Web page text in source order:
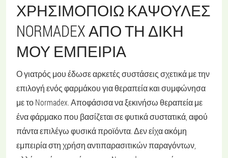
ΧΡΗΣΙΜΟΠΟΙΏ ΚΆΨΟΥΛΕΣ
NORMADEX ΑΠΌ ΤΗ ΔΙΚΉ
ΜΟΥ ΕΜΠΕΙΡΊΑ
Ο γιατρός μου έδωσε αρκετές συστάσεις σχετικά με την
επιλογή ενός φαρμάκου για θεραπεία και συμφώνησα
με το Normadex. Αποφάσισα να ξεκινήσω θεραπεία με
ένα φάρμακο που βασίζεται σε φυτικά συστατικά, αφού
πάντα επιλέγω φυσικά προϊόντα. Δεν είχα ακόμη
εμπειρία στη χρήση αντιπαρασιτικών παραγόντων,